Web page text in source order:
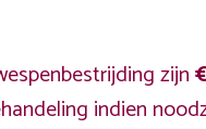
zijn
indien